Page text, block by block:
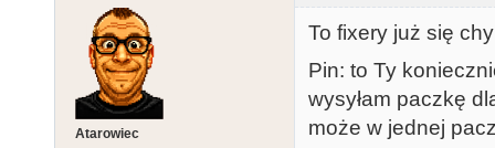
Atarowiec
To fixery już się
Pin: to Ty
wysyłam paczkę
może w jednej